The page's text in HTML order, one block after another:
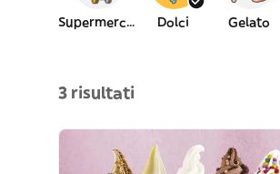
Supermercato Dolci Gelato
3 risultati